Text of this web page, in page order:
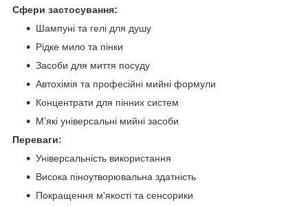
Сфери застосування:
Шампуні та гелі для душу
Рідке мило та пінки
Засоби для миття посуду
Автохімія та професійні мийні формули
Концентрати для пінних систем
М’які універсальні мийні засоби
Переваги:
Універсальність використання
Висока піноутворювальна здатність
Покращення м'якості та сенсорики